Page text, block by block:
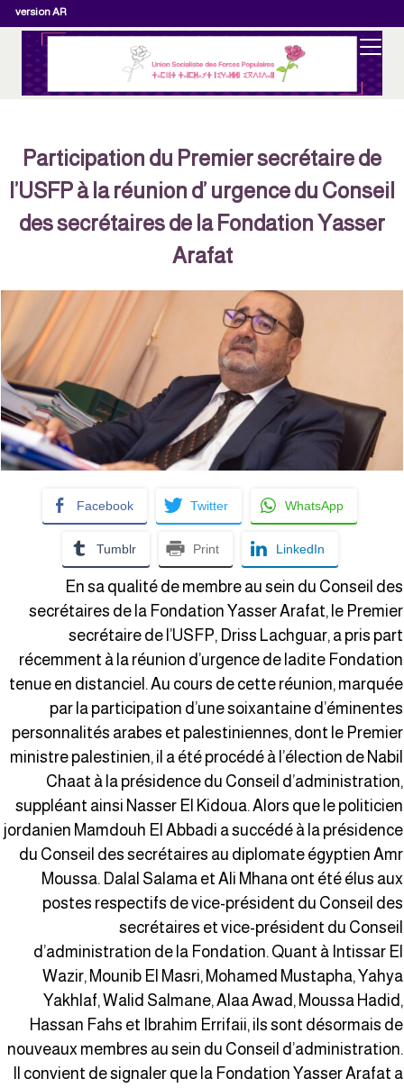
version AR
Participation du Premier secrétaire de
l’USFP à la réunion d’ urgence du Conseil
des secrétaires de la Fondation Yasser
Arafat
Facebook Twitter WhatsApp
Tumblr Print LinkedIn
En sa qualité de membre au sein du Conseil
secrétaires de la Fondation Yasser Arafat, le
secrétaire de l’USFP, Driss Lachguar, a pris
récemment à la réunion d’urgence de ladite
tenue en distanciel. Au cours de cette réunion,
par la participation d’une soixantaine
personnalités arabes et palestiniennes, dont le
ministre palestinien, il a été procédé à l’élection de
Chaat à la présidence du Conseil
suppléant ainsi Nasser El Kidoua. Alors que le
jordanien Mamdouh El Abbadi a succédé à la
du Conseil des secrétaires au diplomate égyptien
Moussa. Dalal Salama et Ali Mhana ont été élus
postes respectifs de vice-président du Conseil
secrétaires et vice-président du
d’administration de la Fondation. Quant à Intissar
Wazir, Mounib El Masri, Mohamed Mustapha,
Yakhlaf, Walid Salmane, Alaa Awad, Moussa
Hassan Fahs et Ibrahim Errifaii, ils sont désormais
nouveaux membres au sein du Conseil
Il convient de signaler que la Fondation Yasser Arafat